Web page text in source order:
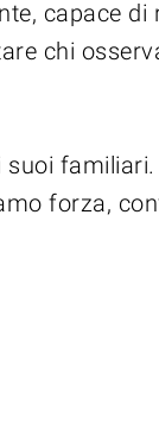
capace di
chi
suoi
forza,